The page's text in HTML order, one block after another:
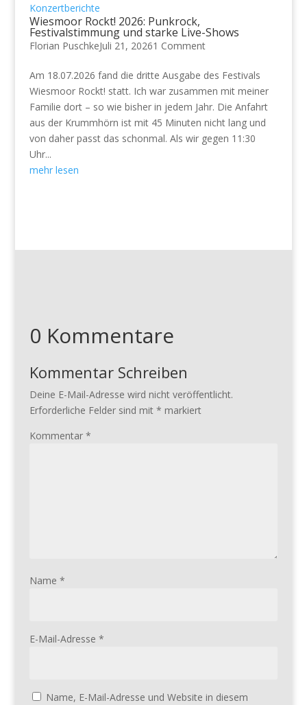
Konzertberichte
Wiesmoor Rockt! 2026: Punkrock,
Festivalstimmung und starke Live-Shows
Florian PuschkeJuli 21, 20261 Comment
Am 18.07.2026 fand die dritte Ausgabe des Festivals
Wiesmoor Rockt! statt. Ich war zusammen mit meiner
Familie dort – so wie bisher in jedem Jahr. Die Anfahrt
aus der Krummhörn ist mit 45 Minuten nicht lang und
von daher passt das schonmal. Als wir gegen 11:30
Uhr...
mehr lesen
0 Kommentare
Kommentar Schreiben
Deine E-Mail-Adresse wird nicht veröffentlicht.
Erforderliche Felder sind mit * markiert
Kommentar *
Name *
E-Mail-Adresse *
Name, E-Mail-Adresse und Website in diesem